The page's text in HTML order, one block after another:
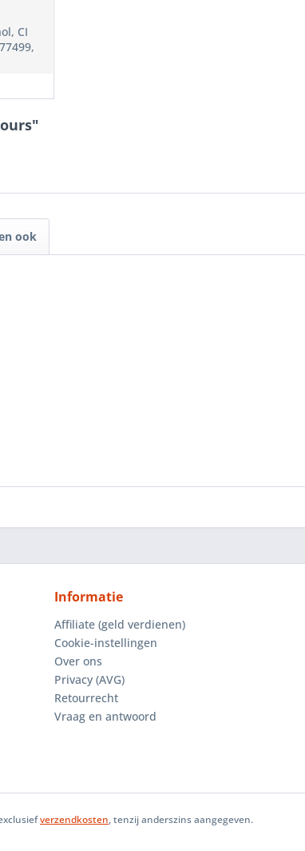
CI
ook
Informatie
Affiliate (geld verdienen)
Cookie-instellingen
Over ons
Privacy (AVG)
Retourrecht
Vraag en antwoord
verzendkosten, tenzij anderszins aangegeven.